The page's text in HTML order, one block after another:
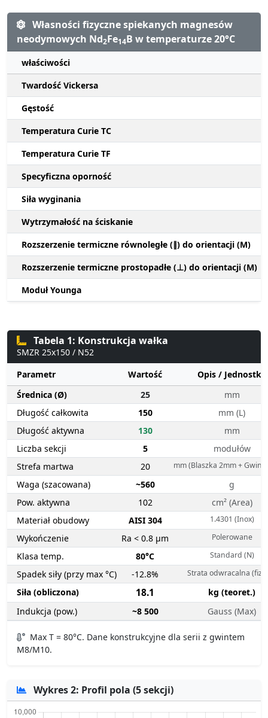
Własności fizyczne spiekanych magnesów
neodymowych Nd2Fe14B w temperaturze 20°C
właściwości
Twardość Vickersa
Gęstość
Temperatura Curie TC
Temperatura Curie TF
Specyficzna oporność
Siła wyginania
Wytrzymałość na ściskanie
Rozszerzenie termiczne równoległe (∥) do orientacji (M)
Rozszerzenie termiczne prostopadłe (⊥) do orientacji (M)
Moduł Younga
Tabela 1: Konstrukcja wałka
SMZR 25x150 / N52
Parametr
Wartość
Opis / Jednostka
Średnica (Ø)
25
mm
Długość całkowita
150
mm (L)
Długość aktywna
130
mm
Liczba sekcji
5
modułów
Strefa martwa
20 mm (Blaszka 2mm + Gwint
Waga (szacowana) ~560
g
Pow. aktywna
102
cm² (Area)
Materiał obudowy
AISI 304 1.4301 (Inox)
Wykończenie Ra < 0.8 µm Polerowane
Klasa temp. 80°C Standard (N)
Spadek siły (przy max °C) -12.8% Strata odwracalna
Siła (obliczona) 18.1
kg (teoret.)
Indukcja (pow.)
~8 500 Gauss (Max)
Max T = 80°C. Dane konstrukcyjne dla serii z gwintem
M8/M10.
Wykres 2: Profil pola (5 sekcji)